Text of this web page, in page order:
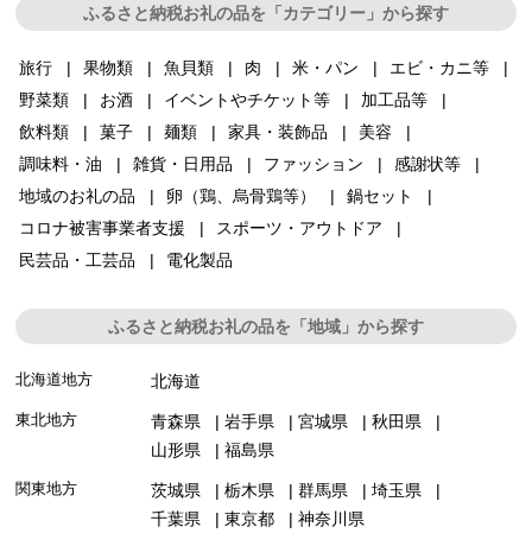
ふるさと納税お礼の品を「カテゴリー」から探す
旅行 果物類 魚貝類 肉 米・パン
エビ・カニ等
野菜類
お酒 イベントやチケット等
加工品等
飲料類
菓子 麺類 家具・装飾品
美容
調味料・油
雑貨・日用品 ファッション
感謝状等
地域のお礼の品
卵（鶏、烏骨鶏等）
鍋セット
コロナ被害事業者支援
スポーツ・アウトドア
民芸品・工芸品
電化製品
ふるさと納税お礼の品を「地域」から探す
北海道地方 北海道
東北地方 青森県 岩手県 宮城県
秋田県
山形県
福島県
関東地方 茨城県 栃木県 群馬県
埼玉県
千葉県
東京都 神奈川県